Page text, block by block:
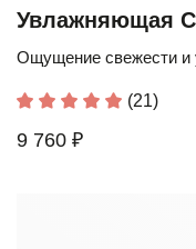
Увлажняющая
Ощущение свежести и
(21)
9 760 ₽